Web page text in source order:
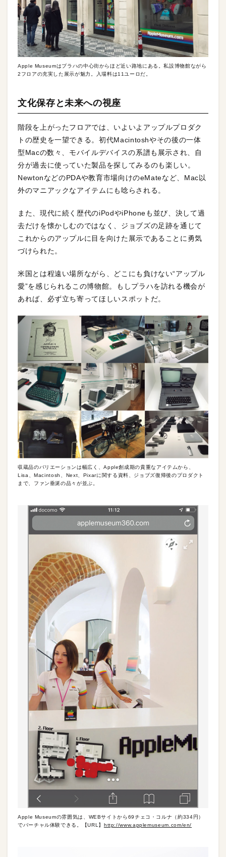
Apple Museumはプラハの中心街からほど近い路地にある。私設博物館ながら
2フロアの充実した展示が魅力。入場料は11ユーロだ。
文化保存と未来への視座
階段を上がったフロアでは、いよいよアップルプロダク
トの歴史を一望できる。初代Macintoshやその後の一体
型Macの数々、モバイルデバイスの系譜も展示され、自
分が過去に使っていた製品を探してみるのも楽しい。
NewtonなどのPDAや教育市場向けのeMateなど、Mac以
外のマニアックなアイテムにも唸らされる。
また、現代に続く歴代のiPodやiPhoneも並び、決して過
去だけを懐かしむのではなく、ジョブズの足跡を通じて
これからのアップルに目を向けた展示であることに勇気
づけられた。
米国とは程遠い場所ながら、どこにも負けない“アップル
愛”を感じられるこの博物館。もしプラハを訪れる機会が
あれば、必ず立ち寄ってほしいスポットだ。
収蔵品のバリエーションは幅広く、Apple創成期の貴重なアイテムから、
Lisa、Macintosh、Next、Pixarに関する資料、ジョブズ復帰後のプロダクト
まで、ファン垂涎の品々が並ぶ。
Apple Museumの雰囲気は、WEBサイトから69チェコ・コルナ（約334円）
でバーチャル体験できる。【URL】 http://www.applemuseum.com/en/